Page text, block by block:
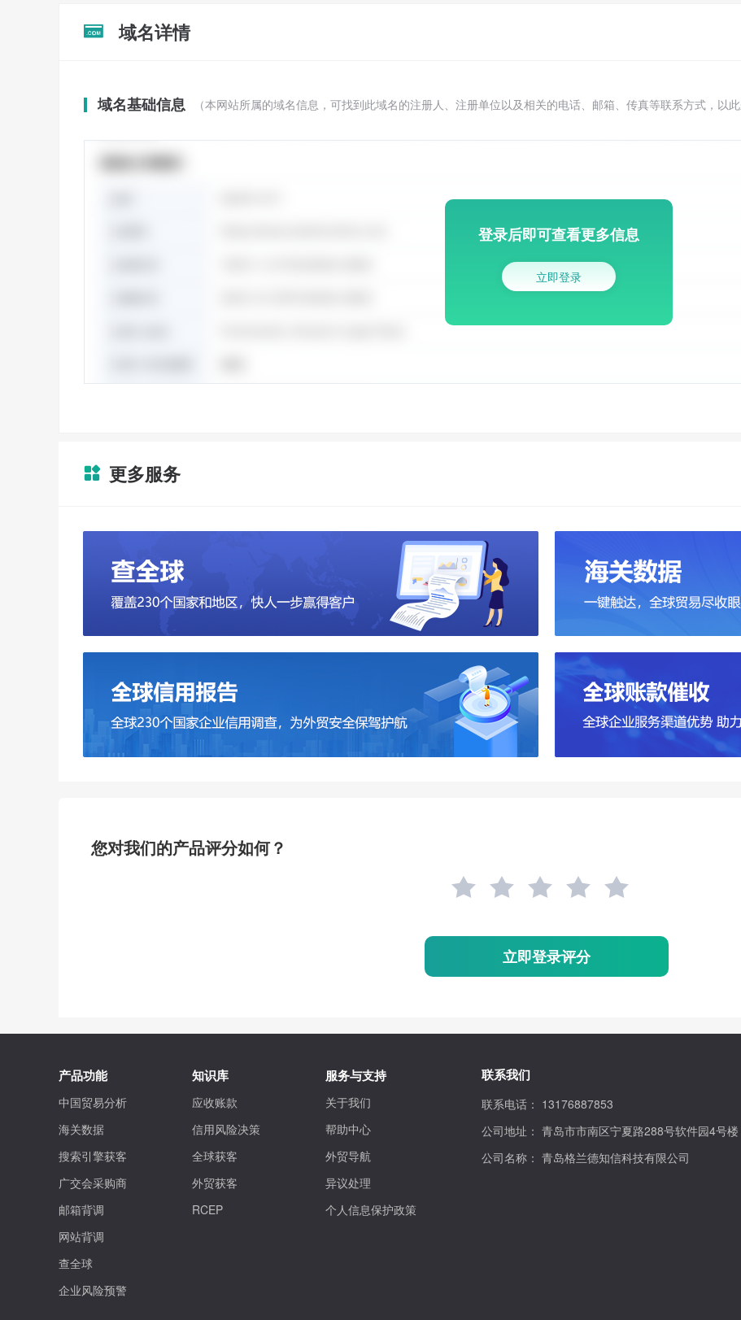
 域名详情
域名基础信息 （本网站所属的域名信息，可找到此域名的注册人、注册单位以及相关的电话、邮箱、传真等联系方式，以
登录后即可查看更多信息
立即登录
 更多服务
您对我们的产品评分如何？
立即登录评分
产品功能
中国贸易分析
海关数据
搜索引擎获客
广交会采购商
邮箱背调
网站背调
查全球
企业风险预警
知识库
应收账款
信用风险决策
全球获客
外贸获客
RCEP
服务与支持
关于我们
帮助中心
外贸导航
异议处理
个人信息保护政策
联系我们
联系电话： 13176887853
公司地址： 青岛市市南区宁夏路288号软件园4号楼
公司名称： 青岛格兰德知信科技有限公司